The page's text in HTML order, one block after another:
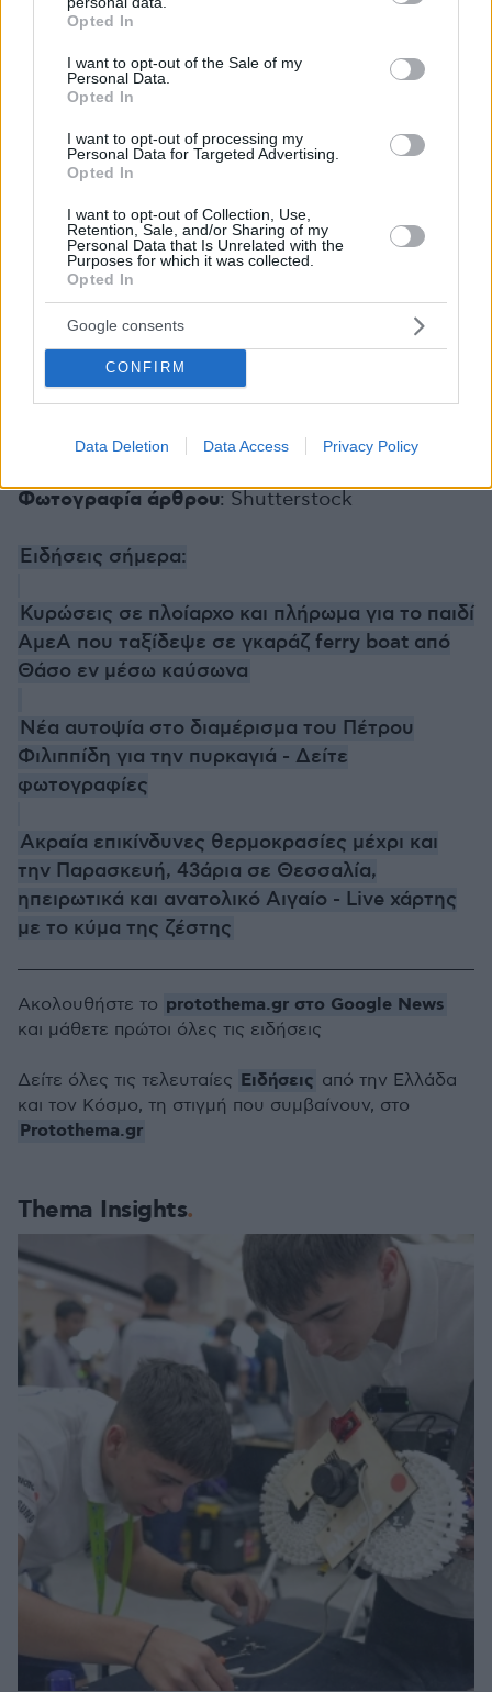
grant or deny consent to Google and its third-party tags to
use your data for below specified purposes in below Google
consent section.
Opted In
I want to opt-out of the Sale of my
Personal Data.
Opted In
I want to opt-out of processing my
Personal Data for Targeted Advertising.
Opted In
I want to opt-out of Collection, Use,
Retention, Sale, and/or Sharing of my
Personal Data that Is Unrelated with the
Purposes for which it was collected.
Opted In
Google consents
CONFIRM
Data Deletion Data Access Privacy Policy
ενδυματολόγοι χρειάστηκε να ξοδέψουν 5.000
καθώς το σώμα του είχε αλλάξει ριζικά. Ήταν
πιο αδύνατος, πιο δυνατός και σε καλύτερη
φυσική κατάσταση από ποτέ. Ο προσωπικός
του γυμναστής ανέβασε επίσης τις
φωτογραφίες του περιοδικού στο Instagram,
γράφοντας πως «δεν θα μπορούσε να είναι πιο
περήφανος» για τον Σάσα, έπειτα από τη
δουλειά που έκαναν μαζί.
Σε πρόσφατη συνέντευξη Τύπου, ο επικεφαλής
της Marvel, Κέβιν Φάιγκι, επιβεβαίωσε ότι ο
Σάσα θα ενσαρκώσει τον χαρακτήρα Mephisto
(MCU).
Φωτογραφία άρθρου: Shutterstock
Ειδήσεις σήμερα:
Κυρώσεις σε πλοίαρχο και πλήρωμα για το παιδί
ΑμεΑ που ταξίδεψε σε γκαράζ ferry boat από
Θάσο εν μέσω καύσωνα
Νέα αυτοψία στο διαμέρισμα του Πέτρου
Φιλιππίδη για την πυρκαγιά - Δείτε
φωτογραφίες
Ακραία επικίνδυνες θερμοκρασίες μέχρι και
την Παρασκευή, 43άρια σε Θεσσαλία,
ηπειρωτικά και ανατολικό Αιγαίο - Live χάρτης
με το κύμα της ζέστης
Thema Insights
Ακολουθήστε το protothema.gr στο Google News
και μάθετε πρώτοι όλες τις ειδήσεις
Δείτε όλες τις τελευταίες Ειδήσεις από την Ελλάδα
και τον Κόσμο, τη στιγμή που συμβαίνουν, στο
Protothema.gr